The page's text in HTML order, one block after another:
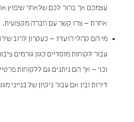
עצמכם אך ברור לכם שלאחר שיפוץ
אחרת – צרו קשר עם חברה מקצועית.
מי הם קהלי היעד? – כעקרון לרוב
עבור לקוחות מוסדיים כגון גורמים
וכו' – אך הם ניתנים גם ללקוחות
דירות ובין אם עבור ניקיון של בנייני